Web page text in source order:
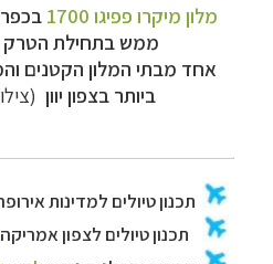
מלון מיקרו פפיגו 1700
ממש בתחילת הטרק
אחד מבתי המלון הקטנים
ביותר בצפון יוון